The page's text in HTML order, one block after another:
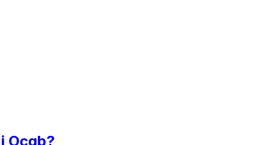
Ocab?